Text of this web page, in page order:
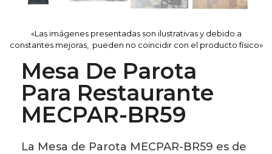
«Las imágenes presentadas son ilustrativas y debido a
constantes mejoras, pueden no coincidir con el producto físico»
Mesa De Parota
Para Restaurante
MECPAR-BR59
La Mesa de Parota MECPAR-BR59 es de